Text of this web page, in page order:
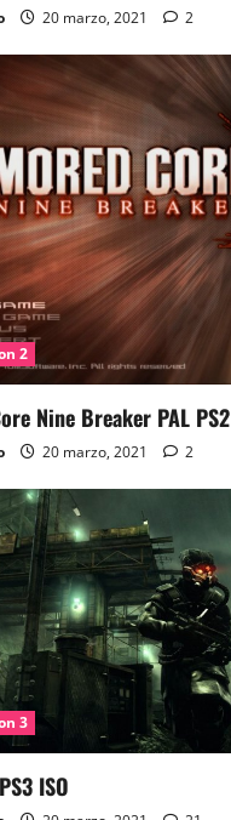
20 marzo, 2021 2
2
Nine Breaker PAL PS2
20 marzo, 2021 2
3
ISO